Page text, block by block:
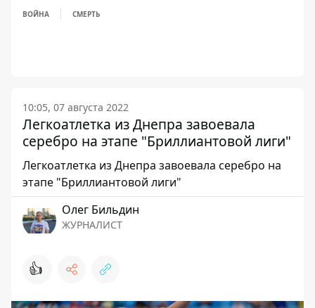
ВОЙНА СМЕРТЬ
10:05, 07 августа 2022
Легкоатлетка из Днепра завоевала
серебро на этапе "Бриллиантовой лиги"
Легкоатлетка из Днепра завоевала серебро на
этапе "Бриллиантовой лиги"
Олег Бильдин
ЖУРНАЛИСТ
👍